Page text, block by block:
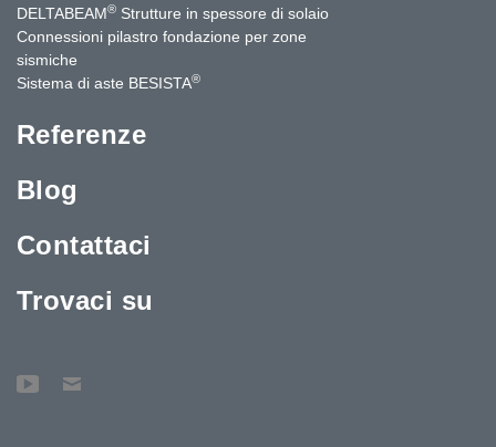
DELTABEAM® Strutture in spessore di solaio
Connessioni pilastro fondazione per zone
sismiche
Sistema di aste BESISTA®
Referenze
Blog
Contattaci
Trovaci su